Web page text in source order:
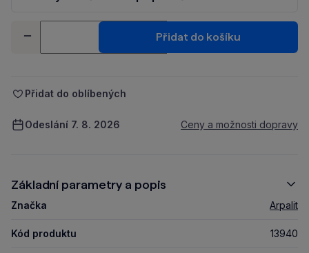
-
+
Přidat do košíku
Přidat do oblíbených
Odeslání 7. 8. 2026 Ceny a možnosti dopravy
Základní parametry a popis
Značka Arpalit
Kód produktu 13940